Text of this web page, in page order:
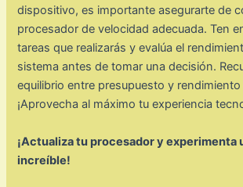
dispositivo, es importante asegurarte de
procesador de velocidad adecuada. Ten
tareas que realizarás y evalúa el
sistema antes de tomar una decisión.
equilibrio entre presupuesto y
¡Aprovecha al máximo tu experiencia
¡Actualiza tu procesador y experimenta
increíble!